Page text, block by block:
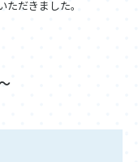
だきました。